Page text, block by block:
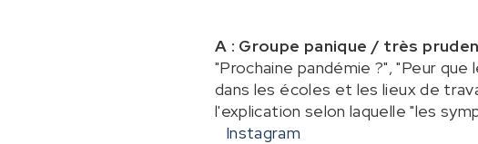
A : Groupe panique / très
"Prochaine pandémie ?", "Peur
dans les écoles et les lieux de
l'explication selon laquelle "les
Instagram